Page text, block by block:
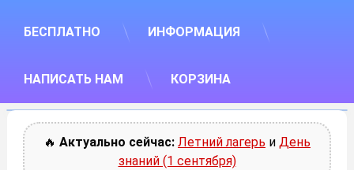
БЕСПЛАТНО ИНФОРМАЦИЯ
НАПИСАТЬ НАМ КОРЗИНА
🔥 Актуально сейчас: Летний лагерь и День
знаний (1 сентября)